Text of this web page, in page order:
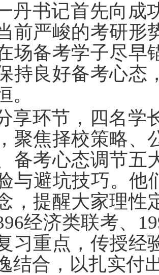
丹书记首先向成
前严峻的考研形
场备考学子尽早
持良好备考心态
。
享环节，四名学
聚焦择校策略、
备考心态调节五
与避坑技巧。他
，提醒大家理性
经济类联考、
习重点，传授经
结合，以扎实付